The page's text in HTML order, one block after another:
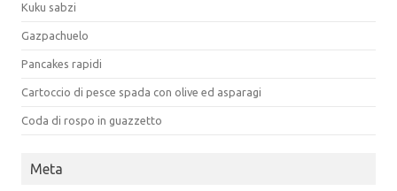
Kuku sabzi
Gazpachuelo
Pancakes rapidi
Cartoccio di pesce spada con olive ed asparagi
Coda di rospo in guazzetto
Meta